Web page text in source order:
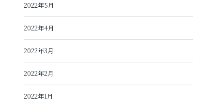
2022年5月
2022年4月
2022年3月
2022年2月
2022年1月